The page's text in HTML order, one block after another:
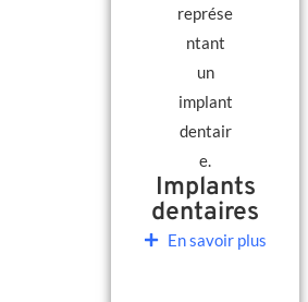
Implants
dentaires
En savoir plus